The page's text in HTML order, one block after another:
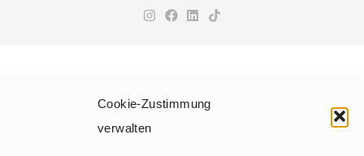
Cookie-Zustimmung
verwalten